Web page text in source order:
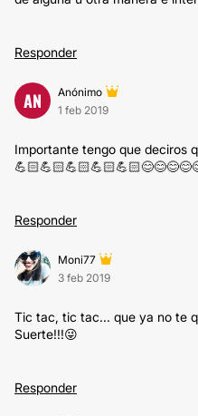
Responder
AN
Anónimo
1 feb 2019
Importante tengo que deciros
Responder
Moni77
3 feb 2019
Tic tac, tic tac... que ya no te
Suerte!!!😜
Responder